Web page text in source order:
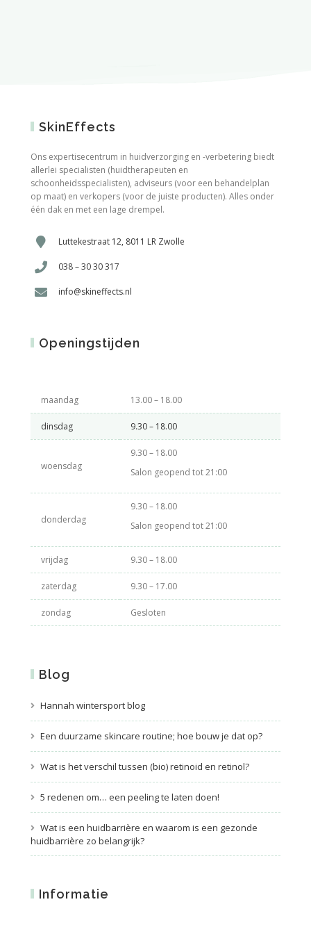
SkinEffects
Ons expertisecentrum in huidverzorging en -verbetering biedt
allerlei specialisten (huidtherapeuten en
schoonheidsspecialisten), adviseurs (voor een behandelplan
op maat) en verkopers (voor de juiste producten). Alles onder
één dak en met een lage drempel.
Luttekestraat 12, 8011 LR Zwolle
038 – 30 30 317
info@skineffects.nl
Openingstijden
maandag 13.00 – 18.00
dinsdag 9.30 – 18.00
woensdag
9.30 – 18.00
Salon geopend tot 21:00
donderdag
9.30 – 18.00
Salon geopend tot 21:00
vrijdag 9.30 – 18.00
zaterdag 9.30 – 17.00
zondag Gesloten
Blog
Hannah wintersport blog
Een duurzame skincare routine; hoe bouw je dat op?
Wat is het verschil tussen (bio) retinoid en retinol?
5 redenen om… een peeling te laten doen!
Wat is een huidbarrière en waarom is een gezonde
huidbarrière zo belangrijk?
Informatie